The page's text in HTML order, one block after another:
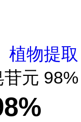
植物提取
元 98%